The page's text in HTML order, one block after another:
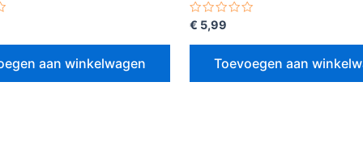
aan winkelwagen
Gewaardeerd
uit
€ 5,99
Toevoegen aan